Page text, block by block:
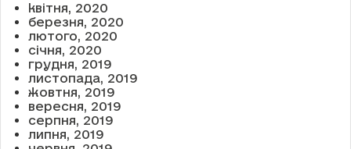
квітня, 2020
березня, 2020
лютого, 2020
січня, 2020
грудня, 2019
листопада, 2019
жовтня, 2019
вересня, 2019
серпня, 2019
липня, 2019